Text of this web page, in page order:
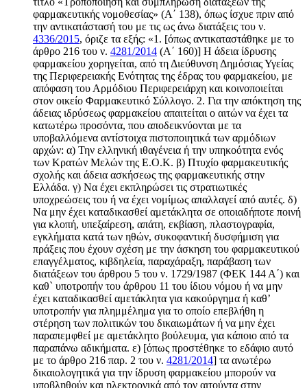
φαρμακευτικής νομοθεσίας» (Α΄ 138), όπως ίσχυε πριν από
την αντικατάστασή του με τις ως άνω διατάξεις του ν.
4336/2015, όριζε τα εξής: «1. [όπως αντικαταστάθηκε με το
άρθρο 216 του ν. 4281/2014 (Α΄ 160)] Η άδεια ίδρυσης
φαρμακείου χορηγείται, από τη Διεύθυνση Δημόσιας Υγείας
της Περιφερειακής Ενότητας της έδρας του φαρμακείου, με
απόφαση του Αρμόδιου Περιφερειάρχη και κοινοποιείται
στον οικείο Φαρμακευτικό Σύλλογο. 2. Για την απόκτηση της
άδειας ιδρύσεως φαρμακείου απαιτείται ο αιτών να έχει τα
κατωτέρω προσόντα, που αποδεικνύονται με τα
υποβαλλόμενα αντίστοιχα πιστοποιητικά των αρμόδιων
αρχών: α) Την ελληνική ιθαγένεια ή την υπηκοότητα ενός
των Κρατών Μελών της Ε.Ο.Κ. β) Πτυχίο φαρμακευτικής
σχολής και άδεια ασκήσεως της φαρμακευτικής στην
Ελλάδα. γ) Να έχει εκπληρώσει τις στρατιωτικές
υποχρεώσεις του ή να έχει νομίμως απαλλαγεί από αυτές. δ)
Να μην έχει καταδικασθεί αμετάκλητα σε οποιαδήποτε ποινή
για κλοπή, υπεξαίρεση, απάτη, εκβίαση, πλαστογραφία,
εγκλήματα κατά των ηθών, συκοφαντική δυσφήμιση για
πράξεις που έχουν σχέση με την άσκηση του φαρμακευτικού
επαγγέλματος, κιβδηλεία, παραχάραξη, παράβαση των
διατάξεων του άρθρου 5 του ν. 1729/1987 (ΦΕΚ 144 Α΄) και
καθ` υποτροπήν του άρθρου 11 του ίδιου νόμου ή να μην
έχει καταδικασθεί αμετάκλητα για κακούργημα ή καθ’
υποτροπήν για πλημμέλημα για το οποίο επεβλήθη η
στέρηση των πολιτικών του δικαιωμάτων ή να μην έχει
παραπεμφθεί με αμετάκλητο βούλευμα, για κάποιο από τα
παραπάνω αδικήματα. ε) [όπως προστέθηκε το εδάφιο αυτό
με το άρθρο 216 παρ. 2 του ν. 4281/2014] τα ανωτέρω
δικαιολογητικά για την ίδρυση φαρμακείου μπορούν να
υποβληθούν και ηλεκτρονικά από τον αιτούντα στην